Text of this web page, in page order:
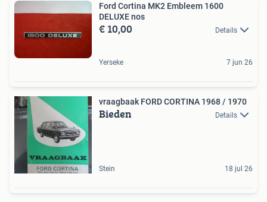
Ford Cortina MK2 Embleem 1600
DELUXE nos
€ 10,00 Details
Yerseke 7 jun 26
vraagbaak FORD CORTINA 1968 / 1970
Bieden Details
Stein 18 jul 26